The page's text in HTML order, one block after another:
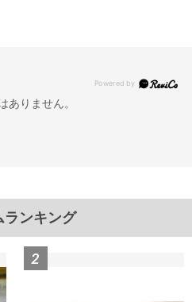
ありません。
ランキング